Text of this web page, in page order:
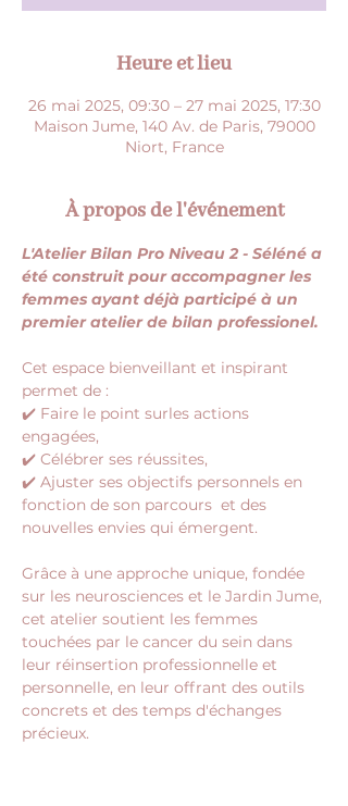
Heure et lieu
26 mai 2025, 09:30 – 27 mai 2025, 17:30
Maison Jume, 140 Av. de Paris, 79000
Niort, France
À propos de l'événement
L'Atelier Bilan Pro Niveau 2 - Séléné a
été construit pour accompagner les
femmes ayant déjà participé à un
premier atelier de bilan professionel.
Cet espace bienveillant et inspirant
permet de :
✔️ Faire le point surles actions
engagées,
✔️ Célébrer ses réussites,
✔️ Ajuster ses objectifs personnels en
fonction de son parcours  et des
nouvelles envies qui émergent.
Grâce à une approche unique, fondée
sur les neurosciences et le Jardin Jume,
cet atelier soutient les femmes
touchées par le cancer du sein dans
leur réinsertion professionnelle et
personnelle, en leur offrant des outils
concrets et des temps d'échanges
précieux.